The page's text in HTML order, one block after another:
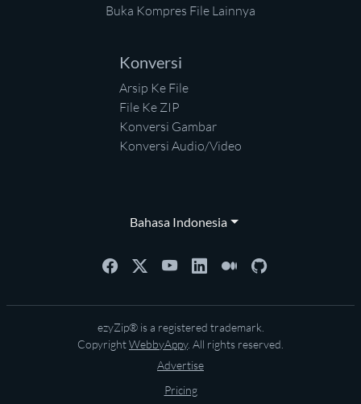
Buka Kompres File Lainnya
Konversi
Arsip Ke File
File Ke ZIP
Konversi Gambar
Konversi Audio/Video
Bahasa Indonesia
ezyZip® is a registered trademark.
CopyrightWebbyAppy. All rights reserved.
Advertise
Pricing